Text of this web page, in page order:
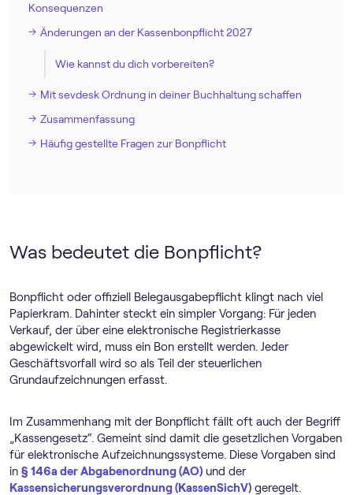
Konsequenzen
Änderungen an der Kassenbonpflicht 2027
Wie kannst du dich vorbereiten?
Mit sevdesk Ordnung in deiner Buchhaltung schaffen
Zusammenfassung
Häufig gestellte Fragen zur Bonpflicht
Was bedeutet die Bonpflicht?
Bonpflicht oder offiziell Belegausgabepflicht klingt nach viel
Papierkram. Dahinter steckt ein simpler Vorgang: Für jeden
Verkauf, der über eine elektronische Registrierkasse
abgewickelt wird, muss ein Bon erstellt werden. Jeder
Geschäftsvorfall wird so als Teil der steuerlichen
Grundaufzeichnungen erfasst.
Im Zusammenhang mit der Bonpflicht fällt oft auch der Begriff
„Kassengesetz“. Gemeint sind damit die gesetzlichen Vorgaben
für elektronische Aufzeichnungssysteme. Diese Vorgaben sind
in § 146a der Abgabenordnung (AO) und der
Kassensicherungsverordnung (KassenSichV) geregelt.